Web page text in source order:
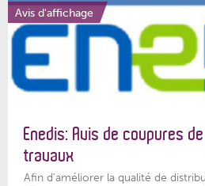
Avis d'affichage
Enedis: Avis de coupures
travaux
Afin d’améliorer la qualité de